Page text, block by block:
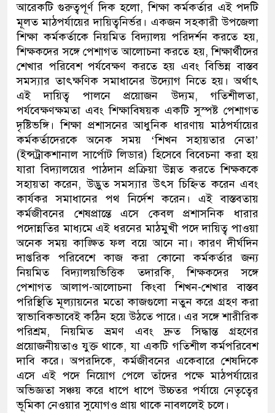
আরেকটি গুরুত্বপূর্ণ দিক হলো,শিক্ষা কর্মকর্তার এই পদটি
মূলত মাঠপর্যায়ের দায়িত্বনির্ভর। একজন সহকারী উপজেলা
শিক্ষা কর্মকর্তাকে নিয়মিত বিদ্যালয় পরিদর্শন করতে হয়,
শিক্ষকদের সঙ্গে পেশাগত আলোচনা করতে হয়,শিক্ষার্থীদের
শেখার পরিবেশ পর্যবেক্ষণ করতে হয় এবং বিভিন্ন বাস্তব
সমস্যার তাৎক্ষণিক সমাধানের উদ্যোগ নিতে হয়। অর্থাৎ
এই দায়িত্ব পালনে প্রয়োজন উদ্যম,গতিশীলতা,
পর্যবেক্ষণক্ষমতা এবং শিক্ষাবিষয়ক একটি সুস্পষ্ট পেশাগত
দৃষ্টিভঙ্গি। শিক্ষা প্রশাসনের আধুনিক ধারণায় মাঠপর্যায়ের
কর্মকর্তাদেরকে অনেক সময় ‘শিখন সহায়তার নেতা’
(ইন্সট্রাকশানাল সার্পোট লিডার)হিসেবে বিবেচনা করা হয়
যারা বিদ্যালয়ের পাঠদান প্রক্রিয়া উন্নত করতে শিক্ষককে
সহায়তা করেন,উদ্ভুতসমস্যার উৎস চিহ্নিত করেন এবং
কার্যকর সমাধানের পথ নির্দেশ করেন।
এই বাস্তবতায়
কর্মজীবনের শেষপ্রান্তে এসে কেবল প্রশাসনিক ধারার
পদোন্নতির মাধ্যমে এই ধরনের মাঠমুখী পদে দায়িত্ব পাওয়া
অনেক সময় কাঙ্ক্ষিত ফল বয়ে আনে না। কারণ দীর্ঘদিন
দাপ্তরিক পরিবেশে কাজ করা কোনো কর্মকর্তার জন্য
নিয়মিত বিদ্যালয়ভিত্তিক তদারকি,শিক্ষকদের সঙ্গে
পেশাগত আলাপ-আলোচনা কিংবা শিখন-শেখার বাস্তব
পরিস্থিতি মূল্যায়নের মতো কাজগুলো নতুন করে গ্রহণ করা
স্বাভাবিকভাবেই কঠিন হয়ে উঠতে পারে। এর সঙ্গে শারীরিক
পরিশ্রম,নিয়মিত ভ্রমণ এবং দ্রুত সিদ্ধান্ত গ্রহণের
প্রয়োজনীয়তাও যুক্ত থাকে,যা একটি গতিশীল কর্মপরিবেশ
দাবি করে। অপরদিকে, কর্মজীবনের একেবারে শেষদিকে
এসে এই পদে নিয়োগ পেলে তাঁদের পক্ষে মাঠপর্যায়ের
অভিজ্ঞতা সঞ্চয় করে ধাপে ধাপে উচ্চতর পর্যায়ে নেতৃত্বের
ভূমিকা নেওয়ার সুযোগও প্রায় থাকে নাবললেই চলে।